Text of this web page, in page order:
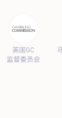
产品服务
阴极保护设
防腐材料